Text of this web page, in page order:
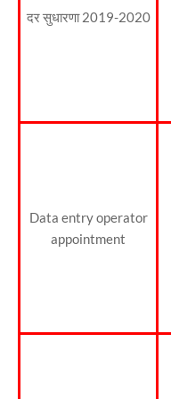
दर सुधारणा 2019-2020
Data entry operator
appointment